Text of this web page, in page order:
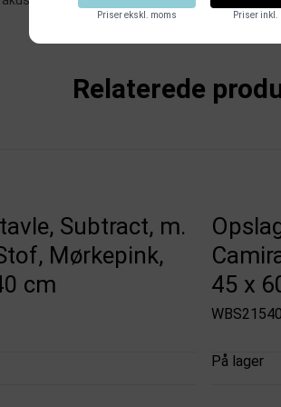
Relaterede
Subtract, m.
Mørkepink,
cm
45 x
WBS21540
På lager
Priser ekskl. moms Priser inkl.